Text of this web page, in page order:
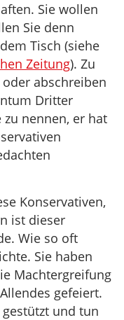
Sie wollen
Sie denn
Tisch (siehe
Zeitung). Zu
abschreiben
Dritter
nennen, er hat
Konservativen,
ist dieser
Wie so oft
Sie haben
Machtergreifung
gefeiert.
und tun